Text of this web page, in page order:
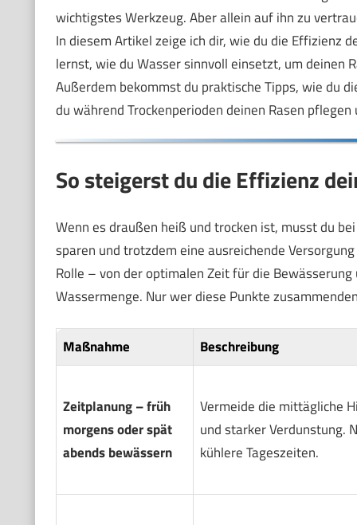
wichtigstes Werkzeug. Aber allein auf ihn zu
In diesem Artikel zeige ich dir, wie du die Effizienz
lernst, wie du Wasser sinnvoll einsetzt, um deinen
Außerdem bekommst du praktische Tipps, wie du
du während Trockenperioden deinen Rasen
So steigerst du die Effizienz
Wenn es draußen heiß und trocken ist, musst du
sparen und trotzdem eine ausreichende
Rolle – von der optimalen Zeit für die
Wassermenge. Nur wer diese Punkte
Maßnahme Beschreibung
Zeitplanung – früh
morgens oder spät
abends bewässern
Vermeide die mittägliche
und starker Verdunstung.
kühlere Tageszeiten.